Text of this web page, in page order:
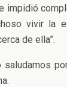
impidió
vivir la
de ella”.
saludamos